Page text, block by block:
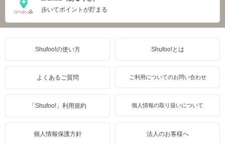
歩いてポイントが貯まる
Shufoo!の使い方 Shufoo!とは
よくあるご質問 ご利用についてのお問い合わせ
「Shufoo!」利用規約 個人情報の取り扱いについて
個人情報保護方針 法人のお客様へ